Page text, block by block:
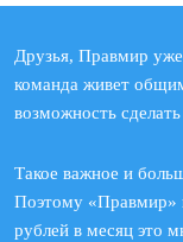
Друзья, Правмир
команда живет
возможность
Такое важное и
Поэтому «Правмир»
рублей в месяц это